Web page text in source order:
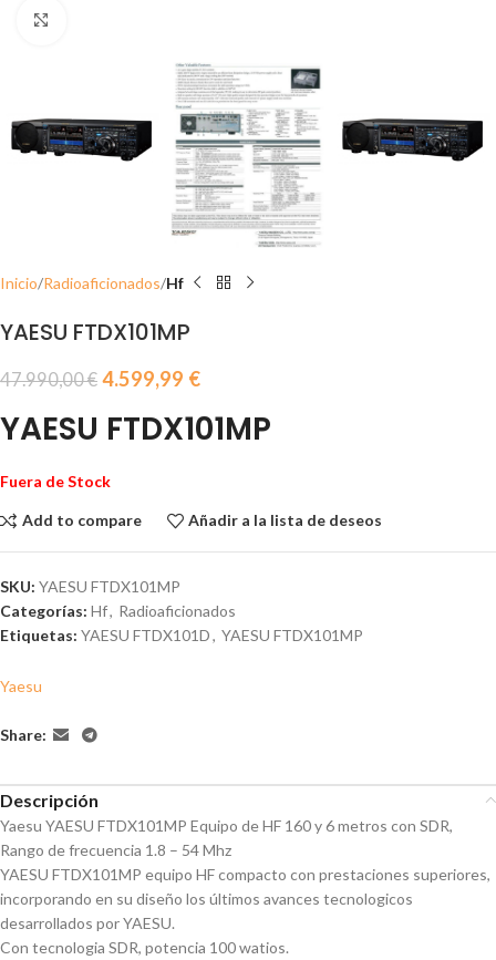
Inicio Radioaficionados Hf
YAESU FTDX101MP
47.990,00€ 4.599,99 €
YAESU FTDX101MP
Fuera de Stock
Add to compare Añadir a la lista de deseos
SKU: YAESU FTDX101MP
Categorías: Hf, Radioaficionados
Etiquetas: YAESU FTDX101D, YAESU FTDX101MP
Yaesu
Share:
Descripción
Yaesu YAESU FTDX101MP Equipo de HF 160 y 6 metros con SDR,
Rango de frecuencia 1.8 – 54 Mhz
YAESU FTDX101MP equipo HF compacto con prestaciones superiores,
incorporando en su diseño los últimos avances tecnologicos
desarrollados por YAESU.
Con tecnologia SDR, potencia 100 watios.